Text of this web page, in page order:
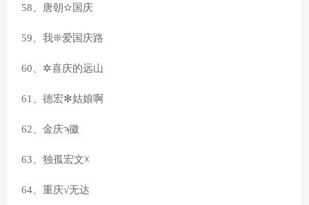
58、唐朝✫国庆
59、我❊爱国庆路
60、✲喜庆的远山
61、德宏✻姑娘啊
62、金庆ϡ徽
63、独孤宏文☓
64、重庆√无达